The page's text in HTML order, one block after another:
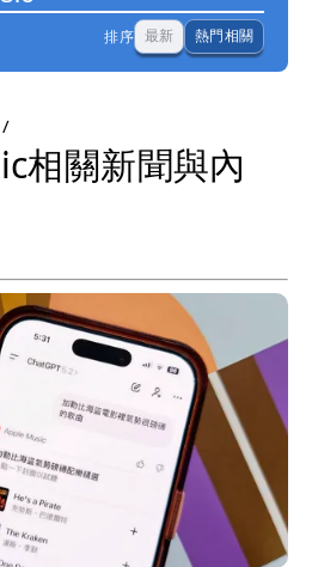
排序 最新 熱門相關
相關新聞與內